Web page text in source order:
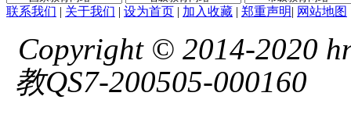
联系我们 | 关于我们 | 设为首页 | 加入收藏 | 郑重声明| 网站地图
Copyright © 2014-2020
教QS7-200505-000160